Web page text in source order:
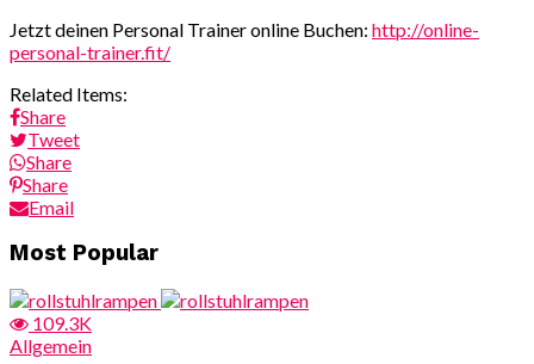
Jetzt deinen Personal Trainer online Buchen: http://online-
personal-trainer.fit/
Related Items:
Share
Tweet
Share
Share
Email
Most Popular
109.3K
Allgemein